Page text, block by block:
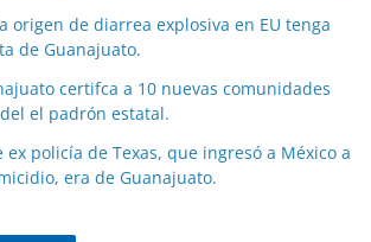
origen de diarrea explosiva en EU tenga
de Guanajuato.
certifca a 10 nuevas comunidades
el padrón estatal.
policía de Texas, que ingresó a México a
era de Guanajuato.